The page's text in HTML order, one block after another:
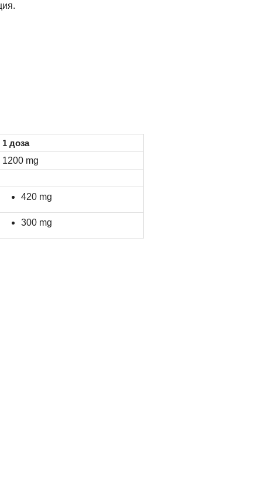
1 доза
1200 mg
420 mg
300 mg